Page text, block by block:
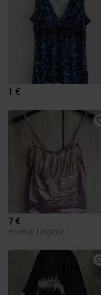
1 €
7 €
BonBon Lingerie